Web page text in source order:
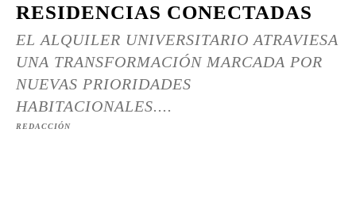
RESIDENCIAS CONECTADAS
EL ALQUILER UNIVERSITARIO ATRAVIESA
UNA TRANSFORMACIÓN MARCADA POR
NUEVAS PRIORIDADES
HABITACIONALES....
REDACCIÓN